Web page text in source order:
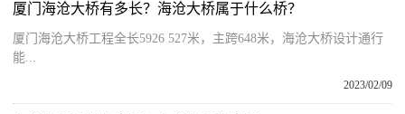
厦门海沧大桥有多长？海沧大桥属于什么桥？
厦门海沧大桥工程全长5926 527米，主跨648米，海沧大桥设计通行
能...
2023/02/09